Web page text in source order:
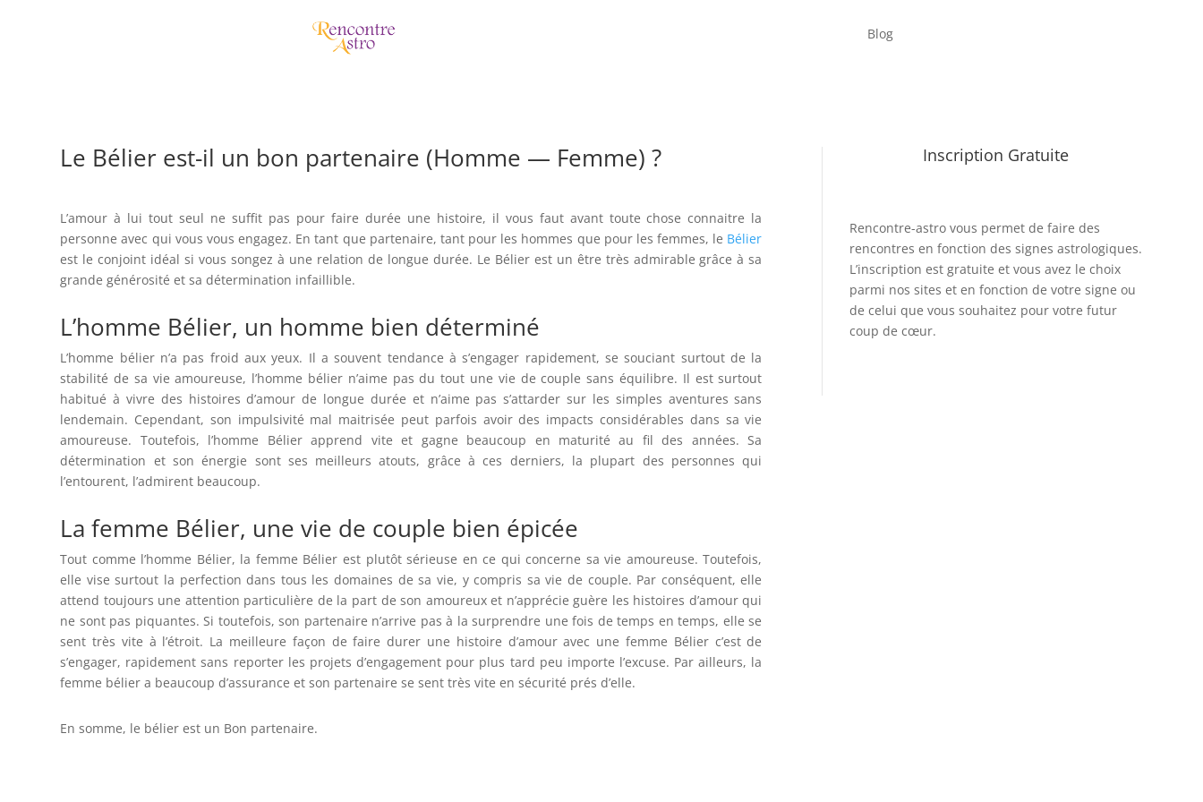
Blog
Le Bélier est-il un bon partenaire (Homme — Femme) ?
L’amour à lui tout seul ne suffit pas pour faire durée une histoire, il vous faut avant toute chose connaitre la
personne avec qui vous vous engagez. En tant que partenaire, tant pour les hommes que pour les femmes, le Bélier
est le conjoint idéal si vous songez à une relation de longue durée. Le Bélier est un être très admirable grâce à sa
grande générosité et sa détermination infaillible.
L’homme Bélier, un homme bien déterminé
L’homme bélier n’a pas froid aux yeux. Il a souvent tendance à s’engager rapidement, se souciant surtout de la
stabilité de sa vie amoureuse, l’homme bélier n’aime pas du tout une vie de couple sans équilibre. Il est surtout
habitué à vivre des histoires d’amour de longue durée et n’aime pas s’attarder sur les simples aventures sans
lendemain. Cependant, son impulsivité mal maitrisée peut parfois avoir des impacts considérables dans sa vie
amoureuse. Toutefois, l’homme Bélier apprend vite et gagne beaucoup en maturité au fil des années. Sa
détermination et son énergie sont ses meilleurs atouts, grâce à ces derniers, la plupart des personnes qui
l’entourent, l’admirent beaucoup.
La femme Bélier, une vie de couple bien épicée
Tout comme l’homme Bélier, la femme Bélier est plutôt sérieuse en ce qui concerne sa vie amoureuse. Toutefois,
elle vise surtout la perfection dans tous les domaines de sa vie, y compris sa vie de couple. Par conséquent, elle
attend toujours une attention particulière de la part de son amoureux et n’apprécie guère les histoires d’amour qui
ne sont pas piquantes. Si toutefois, son partenaire n’arrive pas à la surprendre une fois de temps en temps, elle se
sent très vite à l’étroit. La meilleure façon de faire durer une histoire d’amour avec une femme Bélier c’est de
s’engager, rapidement sans reporter les projets d’engagement pour plus tard peu importe l’excuse. Par ailleurs, la
femme bélier a beaucoup d’assurance et son partenaire se sent très vite en sécurité prés d’elle.
En somme, le bélier est un Bon partenaire.
Inscription Gratuite
Rencontre-astrovous permet de faire des
rencontres en fonction des signes astrologiques.
L’inscription est gratuite et vous avez le choix
parmi nos sites et en fonction de votre signe ou
de celui que vous souhaitez pour votre futur
coup de cœur.